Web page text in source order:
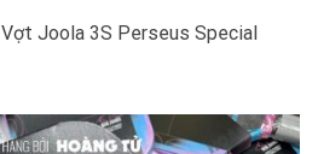
Vợt Joola 3S Perseus Special